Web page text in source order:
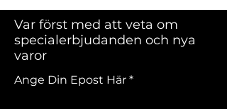
Var först med att veta om
specialerbjudanden och nya
varor
Ange Din Epost Här